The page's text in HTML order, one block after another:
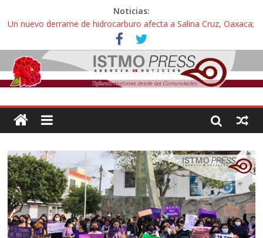
Noticias:
Un nuevo derrame de hidrocarburo afecta a Salina Cruz, Oaxaca;
ahora pescadores de Salinas del Marqués denuncian daños de
Pemex
Ángel, el joven autista expulsado por la Universidad Bienestar de
Ixtepec, Oaxaca vuelve a las aulas tras amparo
Familiares de periodista Alejandro Leyva se reúnen con titular de
intelectuales de su asesinato
Alertan pescadores de Juchitán, Oaxaca de nuevo despojo de su
Pescadores y comuneros ikoots detienen la extracción ilegal de
material pétreo de gravera Oyamel